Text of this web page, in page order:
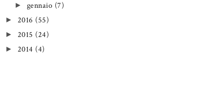
► gennaio (7)
► 2016 (55)
► 2015 (24)
► 2014 (4)